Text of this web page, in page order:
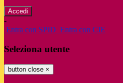
-
Entra con SPID Entra con CIE
Seleziona utente
button close ×